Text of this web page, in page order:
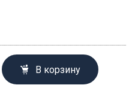
В корзину